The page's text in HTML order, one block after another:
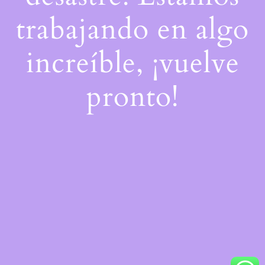
trabajando en algo
increíble, ¡vuelve
pronto!